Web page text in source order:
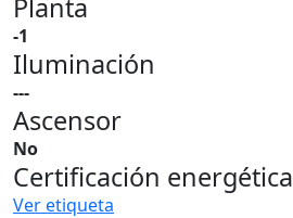
Planta
-1
Iluminación
---
Ascensor
No
Certificación energética
Ver etiqueta